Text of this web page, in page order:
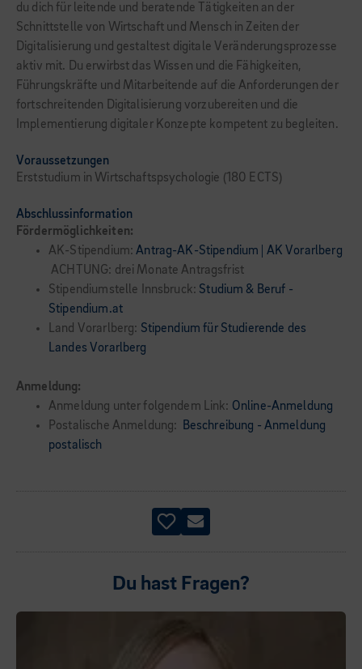
du dich für leitende und beratende Tätigkeiten an der
Schnittstelle von Wirtschaft und Mensch in Zeiten der
Digitalisierung und gestaltest digitale Verän­derungsprozesse
aktiv mit. Du erwirbst das Wissen und die Fähigkeiten,
Führungskräfte und Mitarbeitende auf die Anforderungen der
fortschreitenden Digitalisierung vorzubereiten und die
Implementierung digitaler Konzepte kompetent zu begleiten.
Voraussetzungen
Erststudium in Wirtschaftspsychologie (180 ECTS)
Abschlussinformation
Fördermöglichkeiten:
AK-Stipendium:Antrag-AK-Stipendium | AK Vorarlberg
ACHTUNG: drei Monate Antragsfrist
Stipendiumstelle Innsbruck: Studium & Beruf -
Stipendium.at
Land Vorarlberg: Stipendium für Studierende des
Landes Vorarlberg
Anmeldung:
Anmeldung unter folgendem Link: Online-Anmeldung
Postalische Anmeldung:
Beschreibung - Anmeldung
postalisch
Du hast Fragen?